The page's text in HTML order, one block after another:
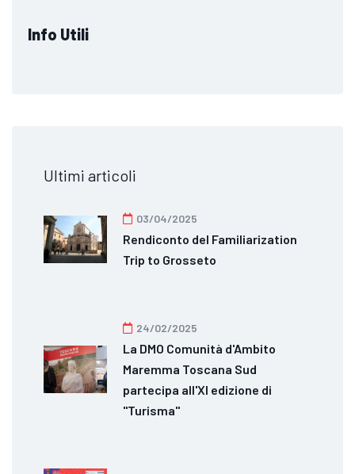
Info Utili
Ultimi articoli
03/04/2025
Rendiconto del Familiarization
Trip to Grosseto
24/02/2025
La DMO Comunità d'Ambito
Maremma Toscana Sud
partecipa all'XI edizione di
"Turisma"